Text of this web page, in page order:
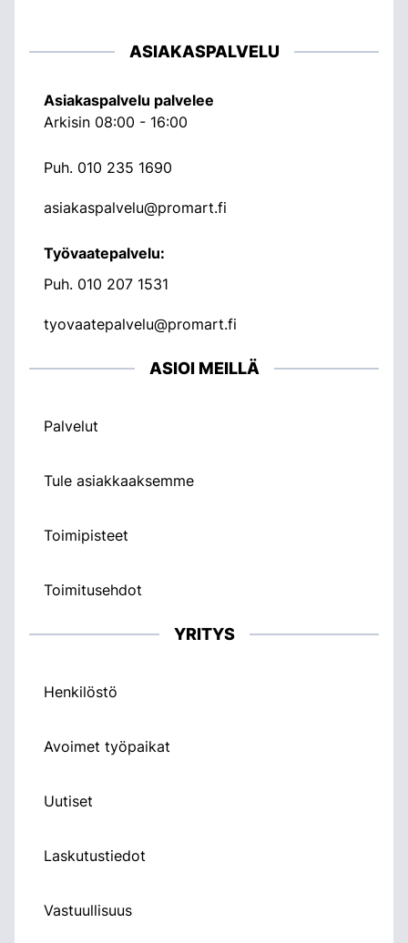
ASIAKASPALVELU
Asiakaspalvelu palvelee
Arkisin 08:00 - 16:00
Puh. 010 235 1690
asiakaspalvelu@promart.fi
Työvaatepalvelu:
Puh. 010 207 1531
tyovaatepalvelu@promart.fi
ASIOI MEILLÄ
Palvelut
Tule asiakkaaksemme
Toimipisteet
Toimitusehdot
YRITYS
Henkilöstö
Avoimet työpaikat
Uutiset
Laskutustiedot
Vastuullisuus